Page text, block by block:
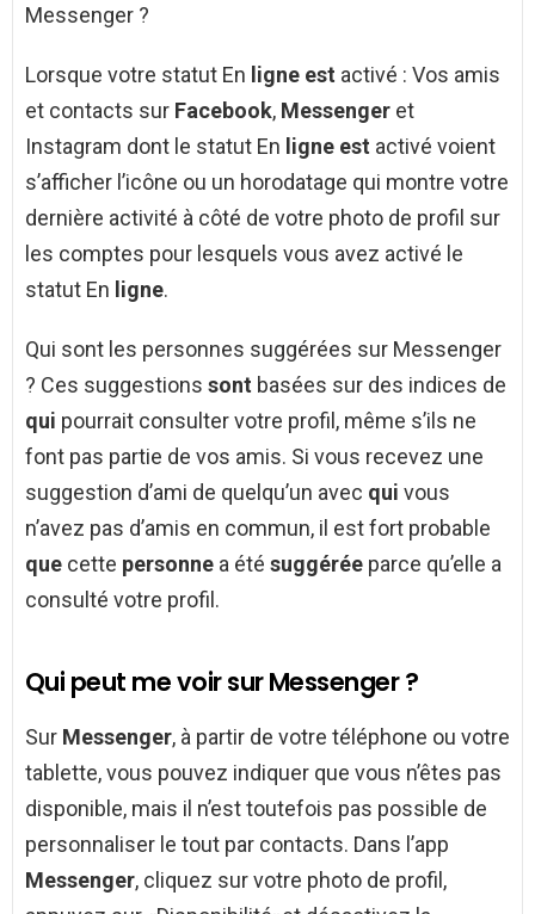
Messenger ?
Lorsque votre statut En ligne est activé : Vos amis
et contacts sur Facebook, Messenger et
Instagram dont le statut En ligne est activé voient
s’afficher l’icône ou un horodatage qui montre votre
dernière activité à côté de votre photo de profil sur
les comptes pour lesquels vous avez activé le
statut En ligne.
Qui sont les personnes suggérées sur Messenger
? Ces suggestions sont basées sur des indices de
qui pourrait consulter votre profil, même s’ils ne
font pas partie de vos amis. Si vous recevez une
suggestion d’ami de quelqu’un avec qui vous
n’avez pas d’amis en commun, il est fort probable
que cette personne a été suggérée parce qu’elle a
consulté votre profil.
Qui peut me voir sur Messenger ?
Sur Messenger, à partir de votre téléphone ou votre
tablette, vous pouvez indiquer que vous n’êtes pas
disponible, mais il n’est toutefois pas possible de
personnaliser le tout par contacts. Dans l’app
Messenger, cliquez sur votre photo de profil,